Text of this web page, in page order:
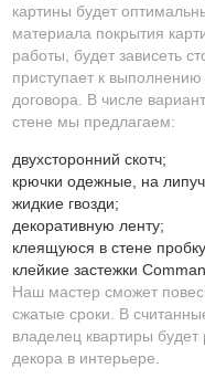
картины будет
материала покрытия
работы, будет зависеть
приступает к
договора. В числе
стене мы предлагаем:
двухсторонний скотч;
крючки одежные, на
жидкие гвозди;
декоративную ленту;
клеящуюся в стене
клейкие застежки
Наш мастер сможет
сжатые сроки. В
владелец квартиры
декора в интерьере.